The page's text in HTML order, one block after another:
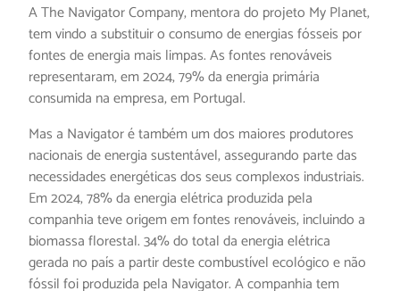
A The Navigator Company, mentora do projeto My Planet,
tem vindo a substituir o consumo de energias fósseis por
fontes de energia mais limpas. As fontes renováveis
representaram, em 2024, 79% da energia primária
consumida na empresa, em Portugal.
Mas a Navigator é também um dos maiores produtores
nacionais de energia sustentável, assegurando parte das
necessidades energéticas dos seus complexos industriais.
Em 2024, 78% da energia elétrica produzida pela
companhia teve origem em fontes renováveis, incluindo a
biomassa florestal. 34% do total da energia elétrica
gerada no país a partir deste combustível ecológico e não
fóssil foi produzida pela Navigator. A companhia tem